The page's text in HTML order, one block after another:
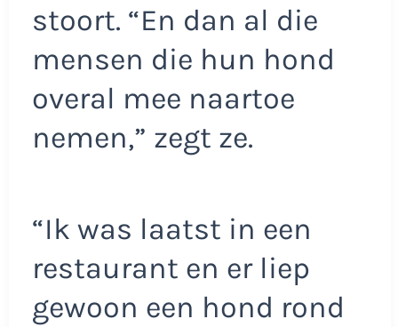
stoort. “En dan al die
mensen die hun hond
overal mee naartoe
nemen,” zegt ze.
“Ik was laatst in een
restaurant en er liep
gewoon een hond rond